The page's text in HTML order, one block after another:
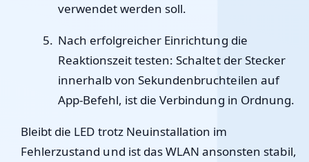
verwendet werden soll.
Nach erfolgreicher Einrichtung die
Reaktionszeit testen: Schaltet der Stecker
innerhalb von Sekundenbruchteilen auf
App-Befehl, ist die Verbindung in Ordnung.
Bleibt die LED trotz Neuinstallation im
Fehlerzustand und ist das WLAN ansonsten stabil,